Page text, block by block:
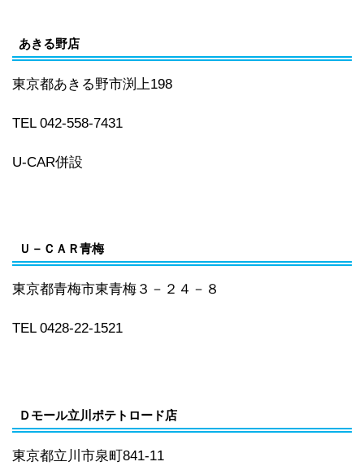
あきる野店
東京都あきる野市渕上198
TEL 042-558-7431
U-CAR併設
Ｕ－ＣＡＲ青梅
東京都青梅市東青梅３－２４－８
TEL 0428-22-1521
Ｄモール立川ポテトロード店
東京都立川市泉町841-11